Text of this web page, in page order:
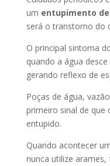
um entupimento
será o transtorno do
O principal sintoma
quando a água
gerando reflexo de
Poças de água,
primeiro sinal de que
entupido.
Quando acontecer
nunca utilize